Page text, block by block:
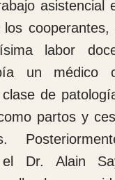
hemos